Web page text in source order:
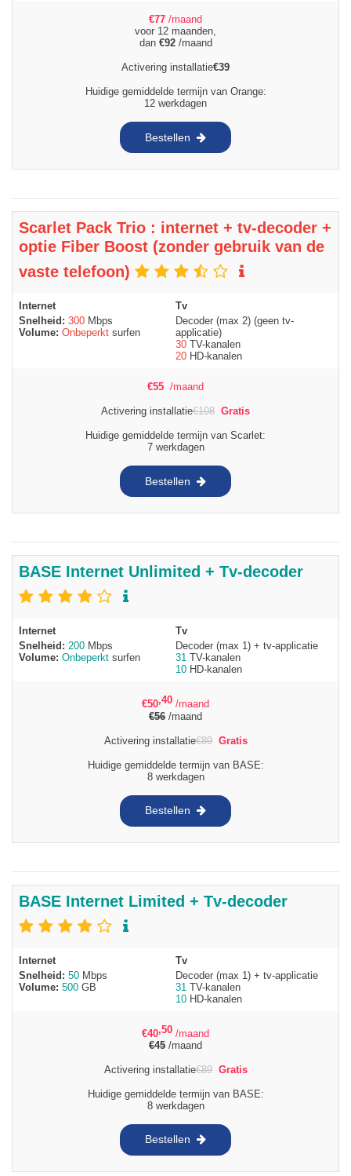
€77 /maand
voor 12 maanden,
dan €92/maand
Activering installatie€39
Huidige gemiddelde termijn van Orange:
12 werkdagen
Bestellen
Scarlet Pack Trio : internet + tv-decoder +
optie Fiber Boost (zonder gebruik van de
vaste telefoon)
Internet
Snelheid: 300 Mbps
Volume: Onbeperkt surfen
Tv
Decoder (max 2) (geen tv-
applicatie)
30 TV-kanalen
20 HD-kanalen
€55 /maand
Activering installatie€108 Gratis
Huidige gemiddelde termijn van Scarlet:
7 werkdagen
Bestellen
BASE Internet Unlimited + Tv-decoder
Internet
Snelheid: 200 Mbps
Volume: Onbeperkt surfen
Tv
Decoder (max 1) + tv-applicatie
31 TV-kanalen
10 HD-kanalen
€50,40 /maand
€56 /maand
Activering installatie€89 Gratis
Huidige gemiddelde termijn van BASE:
8 werkdagen
Bestellen
BASE Internet Limited + Tv-decoder
Internet
Snelheid: 50 Mbps
Volume: 500 GB
Tv
Decoder (max 1) + tv-applicatie
31 TV-kanalen
10 HD-kanalen
€40,50 /maand
€45 /maand
Activering installatie€89 Gratis
Huidige gemiddelde termijn van BASE:
8 werkdagen
Bestellen